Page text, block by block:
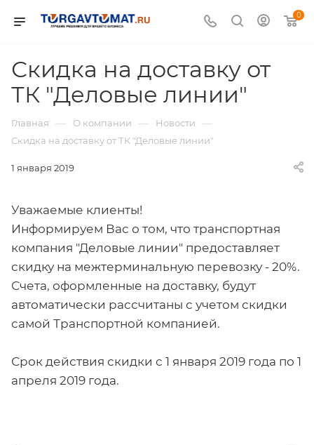
0
Скидка на доставку от
ТК "Деловые линии"
Главная — О компании — Новости —
Скидка на доставку от ТК "Деловые линии"
1 января 2019
Уважаемые клиенты!
Информируем Вас о том, что транспортная
компания "Деловые линии" предоставляет
скидку на межтерминальную перевозку - 20%.
Счета, оформленные на доставку, будут
автоматически рассчитаны с учетом скидки
самой Транспортной компанией.
Срок действия скидки с 1 января 2019 года по 1
апреля 2019 года.